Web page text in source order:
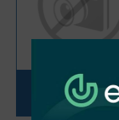
AKCESORIA G8 G9